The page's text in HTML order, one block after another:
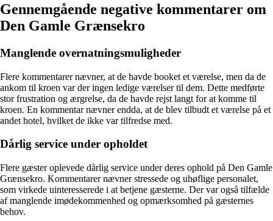
Gennemgående negative kommentarer om
Den Gamle Grænsekro
Manglende overnatningsmuligheder
Flere kommentarer nævner, at de havde booket et værelse, men da de
ankom til kroen var der ingen ledige værelser til dem. Dette medførte
stor frustration og ærgrelse, da de havde rejst langt for at komme til
kroen. En kommentar nævner endda, at de blev tilbudt et værelse på et
andet hotel, hvilket de ikke var tilfredse med.
Dårlig service under opholdet
Flere gæster oplevede dårlig service under deres ophold på Den Gamle
Grænsekro. Kommentarer nævner stressede og uhøflige personalet,
som virkede uinteresserede i at betjene gæsterne. Der var også tilfælde
af manglende imødekommenhed og opmærksomhed på gæsternes
behov.